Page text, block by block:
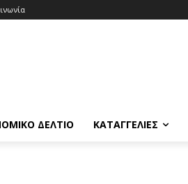
ΔΕΛΤΙΟ ΚΑΤΑΓΓΕΛΙΕΣ